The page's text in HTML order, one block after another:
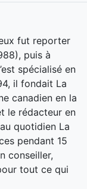
fut reporter
puis à
spécialisé en
il fondait La
canadien en la
le rédacteur en
quotidien La
pendant 15
conseiller,
tout ce qui